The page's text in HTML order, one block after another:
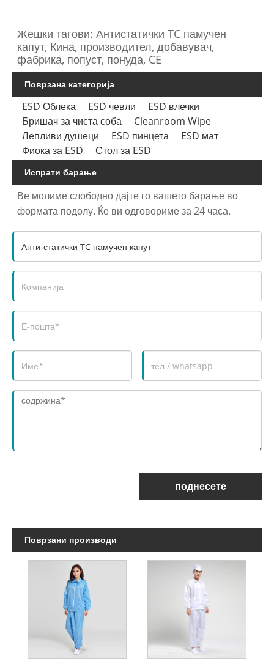
Жешки тагови: Антистатички TC памучен
капут, Кина, производител, добавувач,
фабрика, попуст, понуда, CE
Поврзана категорија
ESD Облека ESD чевли
ESD влечки
Бришач за чиста соба
Cleanroom Wipe
Лепливи душеци
ESD пинцета
ESD мат
Фиока за ESD
Стол за ESD
Испрати барање
Ве молиме слободно дајте го вашето барање во
формата подолу. Ќе ви одговориме за 24 часа.
поднесете
Поврзани производи